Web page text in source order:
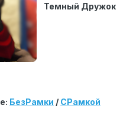
Темный Дружок
е: БезРамки / СРамкой